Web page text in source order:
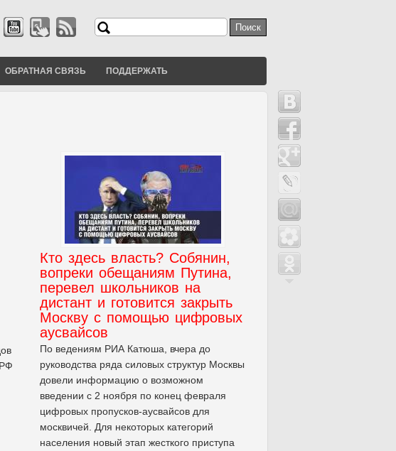
Форма поиска
Поиск
ОБРАТНАЯ СВЯЗЬ ПОДДЕРЖАТЬ
Кто здесь власть? Собянин,
вопреки обещаниям Путина,
перевел школьников на
дистант и готовится закрыть
Москву с помощью цифровых
аусвайсов
По ведениям РИА Катюша, вчера до
руководства ряда силовых структур Москвы
довели информацию о возможном
введении с 2 ноября по конец февраля
цифровых пропусков-аусвайсов для
москвичей. Для некоторых категорий
населения новый этап жесткого приступа